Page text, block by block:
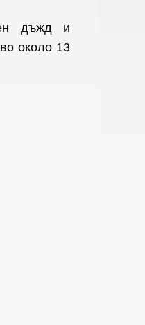
дъжд и
около 13